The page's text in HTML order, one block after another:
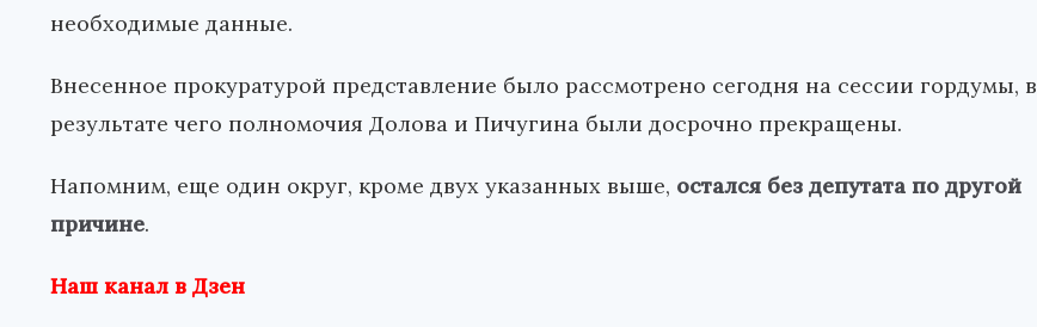
необходимые данные.
Внесенное прокуратурой представление было рассмотрено сегодня на сессии гордумы, в
результате чего полномочия Долова и Пичугина были досрочно прекращены.
Напомним, еще один округ, кроме двух указанных выше, остался без депутата по другой
причине.
Наш канал в Дзен